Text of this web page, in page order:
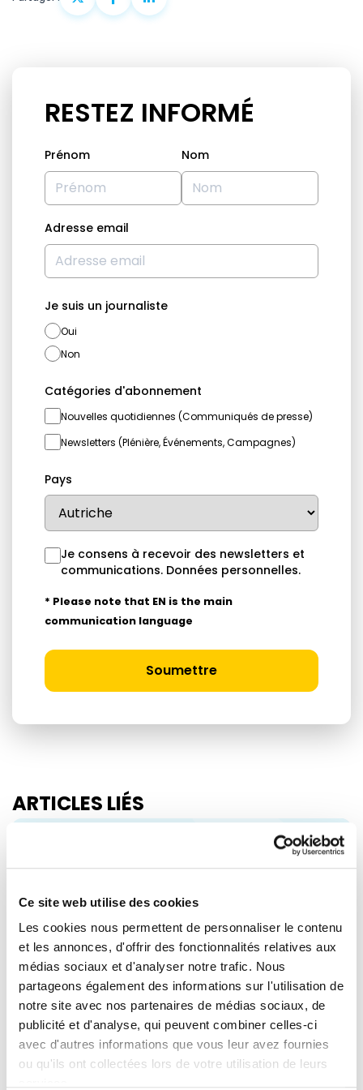
Ce site web utilise des cookies
Les cookies nous permettent de personnaliser le contenu
et les annonces, d'offrir des fonctionnalités relatives aux
médias sociaux et d'analyser notre trafic. Nous
partageons également des informations sur l'utilisation de
notre site avec nos partenaires de médias sociaux, de
publicité et d'analyse, qui peuvent combiner celles-ci
avec d'autres informations que vous leur avez fournies
ou qu'ils ont collectées lors de votre utilisation de leurs
RESTEZ INFORMÉ
Prénom Nom
Adresse email
Je suis un journaliste
Oui
Non
Catégories d'abonnement
Nouvelles quotidiennes (Communiqués de presse)
Newsletters (Plénière, Événements, Campagnes)
Pays
Je consens à recevoir des newsletters et
communications. Données personnelles.
* Please note that EN is the main
communication language
Soumettre
ARTICLES LIÉS
RENEW EUROPE ADOPTE LA
DÉCLARATION DE CORK : UNE FEUILLE
Actualités